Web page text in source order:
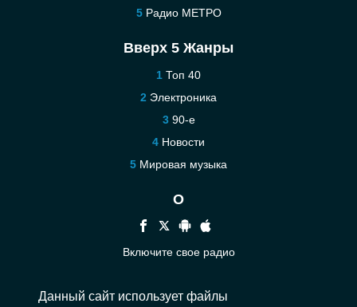
Радио МЕТРО
Вверх 5 Жанры
Топ 40
Электроника
90-е
Новости
Мировая музыка
О
Включите свое радио
Связаться
Данный сайт использует файлы